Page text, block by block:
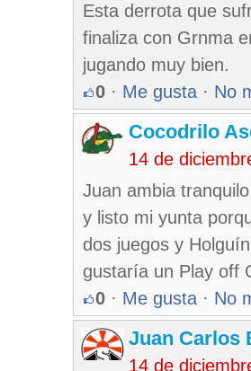
Esta derrota que
finaliza con Grnma
jugando muy bien.
0 · Me gusta · No
Cocodrilo
14 de
Juan ambia
y listo mi yunta
dos juegos y
gustaría un Play off
0 · Me gusta · No
Juan Carlos
14 de